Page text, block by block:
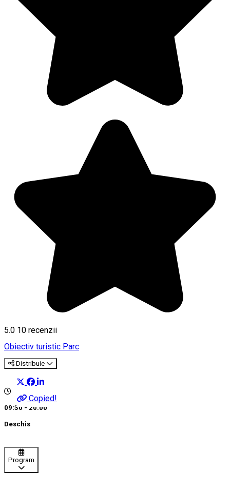
5.0 10 recenzii
Obiectiv turistic Parc
Distribuie
Copied!
09:30 - 20:00
Deschis
Program